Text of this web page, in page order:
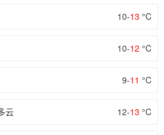
10-13 °C
10-12 °C
9-11 °C
云 12-13 °C